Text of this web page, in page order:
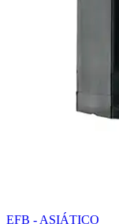
EFB - ASIÁTICO